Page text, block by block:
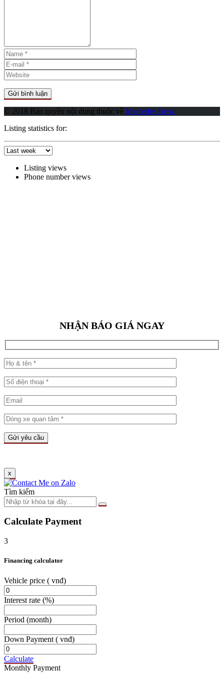
© 2018 Bản quyền nội dung thuộc về Mercedes Benz
Listing statistics for:
Listing views
Phone number views
NHẬN BÁO GIÁ NGAY
x
Tìm kiếm
Calculate Payment
3
Financing calculator
Vehicle price ( vnđ)
Interest rate (%)
Period (month)
Down Payment ( vnđ)
Calculate
Monthly Payment